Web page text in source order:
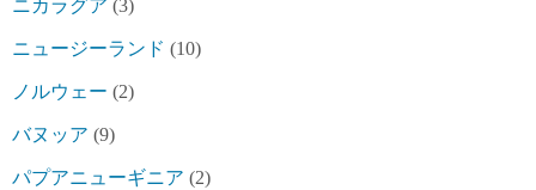
ニカラグア (3)
ニュージーランド (10)
ノルウェー (2)
バヌッア (9)
パプアニューギニア (2)